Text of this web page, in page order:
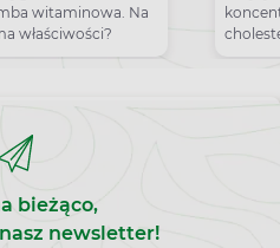
witaminowa. Na
właściwości?
bieżąco,
newsletter!